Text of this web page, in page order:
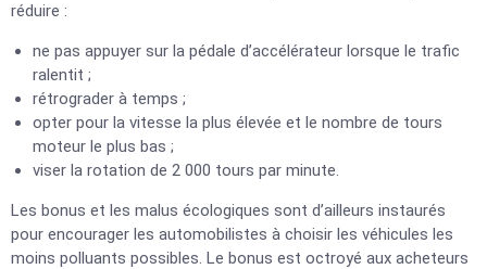
réduire :
ne pas appuyer sur la pédale d’accélérateur lorsque le trafic
ralentit ;
rétrograder à temps ;
opter pour la vitesse la plus élevée et le nombre de tours
moteur le plus bas ;
viser la rotation de 2 000 tours par minute.
Les bonus et les malus écologiques sont d’ailleurs instaurés
pour encourager les automobilistes à choisir les véhicules les
moins polluants possibles. Le bonus est octroyé aux acheteurs